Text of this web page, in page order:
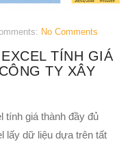
No Comments
TÍNH GIÁ
TY XÂY
tính giá thành đầy đủ
lấy dữ liệu dựa trên tất